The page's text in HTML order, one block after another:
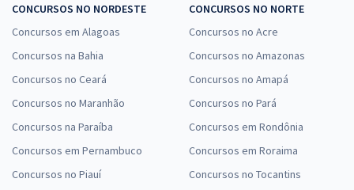
CONCURSOS NO NORDESTE
Concursos em Alagoas
Concursos na Bahia
Concursos no Ceará
Concursos no Maranhão
Concursos na Paraíba
Concursos em Pernambuco
Concursos no Piauí
CONCURSOS NO NORTE
Concursos no Acre
Concursos no Amazonas
Concursos no Amapá
Concursos no Pará
Concursos em Rondônia
Concursos em Roraima
Concursos no Tocantins